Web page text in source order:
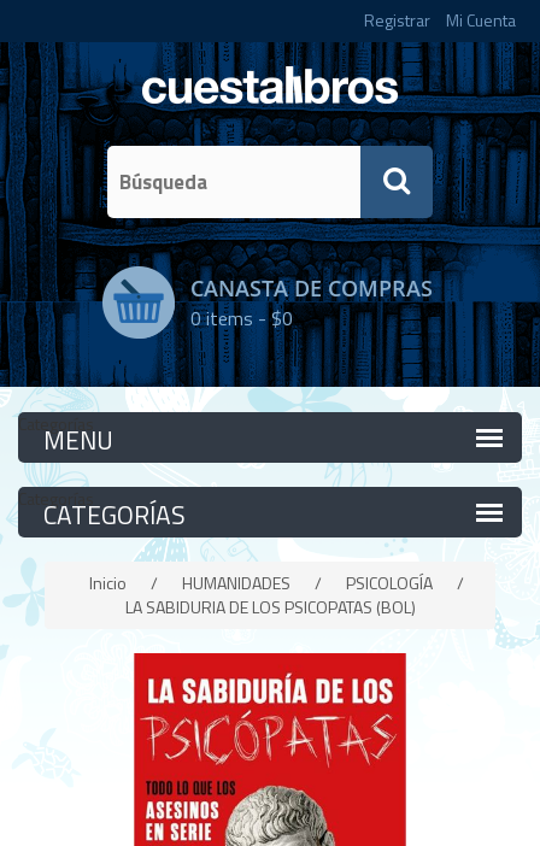
Registrar Mi Cuenta
CANASTA DE COMPRAS
0items -$0
Categorías
Categorías
Inicio / HUMANIDADES / PSICOLOGÍA
/
LA SABIDURIA DE LOS PSICOPATAS (BOL)